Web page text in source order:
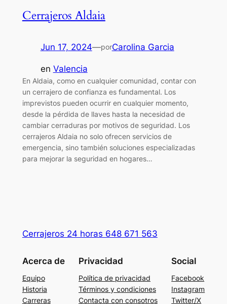
Cerrajeros Aldaia
Jun 17, 2024—porCarolina Garcia
en Valencia
En Aldaia, como en cualquier comunidad, contar con
un cerrajero de confianza es fundamental. Los
imprevistos pueden ocurrir en cualquier momento,
desde la pérdida de llaves hasta la necesidad de
cambiar cerraduras por motivos de seguridad. Los
cerrajeros Aldaia no solo ofrecen servicios de
emergencia, sino también soluciones especializadas
para mejorar la seguridad en hogares…
Cerrajeros 24 horas 648 671 563
Acerca de
Equipo
Historia
Carreras
Privacidad
Política de privacidad
Términos y condiciones
Contacta con consotros
Social
Facebook
Instagram
Twitter/X